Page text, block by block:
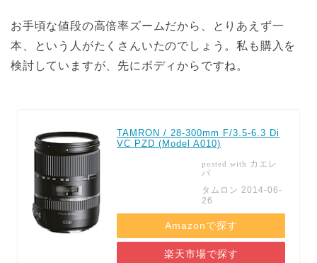
お手頃な値段の高倍率ズームだから、とりあえず一
本、という人がたくさんいたのでしょう。私も購入を
検討していますが、先にボディからですね。
TAMRON / 28-300mm F/3.5-6.3 Di
VC PZD (Model A010)
posted with カエレ
バ
タムロン 2014-06-
26
Amazonで探す
楽天市場で探す